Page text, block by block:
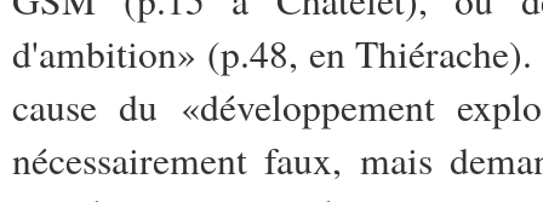
d'ambition» (p.48, en
cause du «développement
nécessairement faux, mais